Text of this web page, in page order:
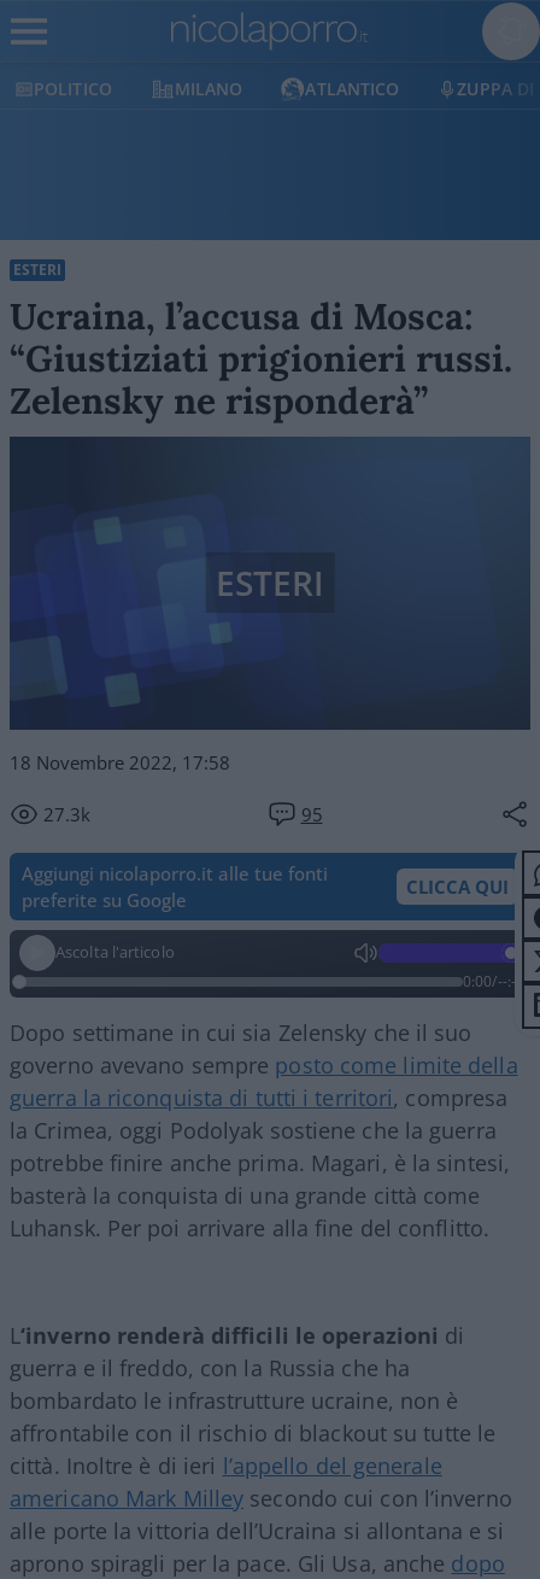
MILANO ATLANTICO ZUPPA DI
ESTERI
Ucraina, l’accusa di Mosca:
“Giustiziati prigionieri russi.
Zelensky ne risponderà”
18 Novembre 2022, 17:58
27.3k 95
ESTERI
Aggiungi nicolaporro.it alle tue fonti
preferite su Google
CLICCA QUI
Ascolta l'articolo
0:00/--:--
Dopo settimane in cui sia Zelensky che il suo
governo avevano sempre posto come limite della
guerra la riconquista di tutti i territori, compresa
la Crimea, oggi Podolyak sostiene che la guerra
potrebbe finire anche prima. Magari, è la sintesi,
basterà la conquista di una grande città come
Luhansk. Per poi arrivare alla fine del conflitto.
L‘inverno renderà difficili le operazioni di
guerra e il freddo, con la Russia che ha
bombardato le infrastrutture ucraine, non è
affrontabile con il rischio di blackout su tutte le
città. Inoltre è di ieri l’appello del generale
americano Mark Milley secondo cui con l’inverno
alle porte la vittoria dell’Ucraina si allontana e si
aprono spiragli per la pace. Gli Usa, anche dopo